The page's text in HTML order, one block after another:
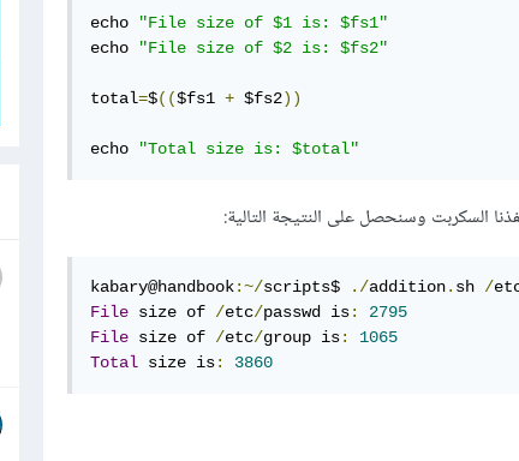
echo
"File size of $1 is: $fs1"
echo
"File size of $2 is: $fs2"
total=$(($fs1 + $fs2))
echo "Total size is: $total"
السكربت وسنحصل على النتيجة التالية:
kabary@handbook:~/scripts$ ./addition. sh /
File size of /etc/passwd is:
2795
File size of /etc/group is:
1065
Total size is: 3860